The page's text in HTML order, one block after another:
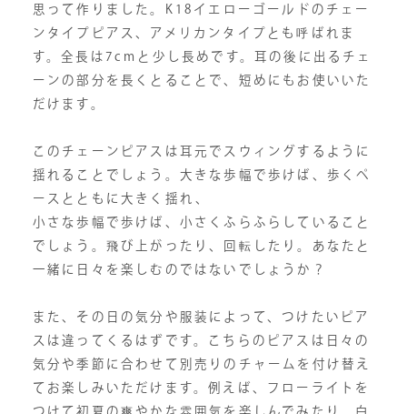
思って作りました。K18イエローゴールドのチェー
ンタイプピアス、アメリカンタイプとも呼ばれま
す。全長は7cmと少し長めです。耳の後に出るチェ
ーンの部分を長くとることで、短めにもお使いいた
だけます。
このチェーンピアスは耳元でスウィングするように
揺れることでしょう。大きな歩幅で歩けば、歩くペ
ースとともに大きく揺れ、
小さな歩幅で歩けば、小さくふらふらしていること
でしょう。飛び上がったり、回転したり。あなたと
一緒に日々を楽しむのではないでしょうか？
また、その日の気分や服装によって、つけたいピア
スは違ってくるはずです。こちらのピアスは日々の
気分や季節に合わせて別売りのチャームを付け替え
てお楽しみいただけます。例えば、フローライトを